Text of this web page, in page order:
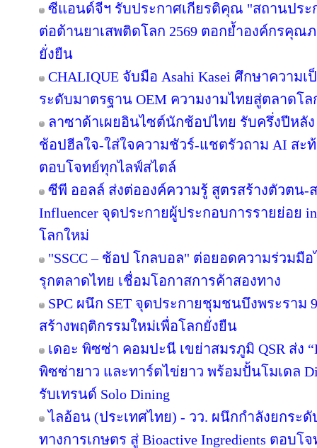
ซีแอนด์จีฯ รับประกาศเกียรติคุณ "สถานปร
ต่อต้านยาเสพติดโลก 2569 ตอกย้ำองค์กรคุณ
ยั่งยืน
CHALIQUE จับมือ Asahi Kasei ศึกษาควา
ระดับมาตรฐาน OEM ความงามไทยสู่ตลาดโล
ลาซาด้าเผยอินไซต์นักช้อปไทย รับครึ่งปีหลัง
ช้อปฮีลใจ-ใส่ใจความชัวร์-แชตรัวถาม AI ส
ตอบโจทย์ทุกไลฟ์สไตล์
ซีพี ออลล์ ส่งต่อองค์ความรู้ สูตรสร้างตัวตน-
Influencer จุดประกายผู้ประกอบการรายย่อย
โลกใหม่
"SSCC – ช้อป โกลบอล" ต่อยอดความร่วมมื
รุกตลาดไทย เชื่อมโอกาสการค้าสองทาง
SPC ผนึก SET จุดประกายชุมชนบึงพระรา
สร้างพฤติกรรมใหม่เพื่อโลกยั่งยืน
เดอะ พิซซ่า คอมปะนี เขย่าสมรภูมิ QSR ส่ง
พิซซ่ายาว และทาร์ตไข่ยาว พร้อมปั้นโมเดล
รับเทรนด์ Solo Dining
ไลอ้อน (ประเทศไทย) - วว. ผนึกกำลังยกระ
ทางการเกษตร สู่ Bioactive Ingredients ตอบโ